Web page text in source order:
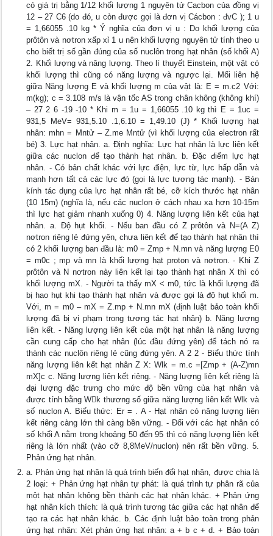
có giá trị bằng 1/12 khối lượng 1 nguyên tử Cacbon của đồng vị
12 – 27 C6 (do đó, u còn được gọi là đơn vị Cácbon : đvC ); 1 u
= 1,66055 .10 kg * Ý nghĩa của đơn vị u : Do khối lượng của
prôtôn và nơtron xấp xỉ 1 u nên khối lượng nguyên tử tính theo u
cho biết trị số gần đúng của số nuclôn trong hạt nhân (số khối A)
2. Khối lượng và năng lượng. Theo lí thuyết Einstein, một vật có
khối lượng thì cũng có năng lượng và ngược lại. Mối liên hệ
giữa Năng lượng E và khối lượng m của vật là: E = m.c2 Với:
m(kg); c = 3.108 m/s là vận tốc AS trong chân không (không khí)
– 27 2 6 -19 -10 * Khi m = 1u = 1,66055 .10 kg thì E = 1uc =
931,5 MeV= 931,5.10 .1,6.10 = 1,49.10 (J) * Khối lượng hạt
nhân: mhn = Mntử – Z.me Mntử (vì khối lượng của electron rất
bé) 3. Lực hạt nhân. a. Định nghĩa: Lực hạt nhân là lực liên kết
giữa các nuclon để tạo thành hạt nhân. b. Đặc điểm lực hạt
nhân. - Có bản chất khác với lực điện, lực từ, lực hấp dẫn và
mạnh hơn tất cả các lực đó (gọi là lực tương tác mạnh). - Bán
kính tác dụng của lực hạt nhân rất bé, cỡ kích thước hạt nhân
(10 15m) (nghĩa là, nếu các nuclon ở cách nhau xa hơn 10-15m
thì lực hạt giảm nhanh xuống 0) 4. Năng lượng liên kết của hạt
nhân. a. Độ hụt khối. - Nếu ban đầu có Z prôtôn và N=(A Z)
nơtron riêng lẻ đứng yên, chưa liên kết để tạo thành hạt nhân thì
có 2 khối lượng ban đầu là: m0 = Zmp + N.mn và năng lượng E0
= m0c ; mp và mn là khối lượng hạt proton và nơtron. - Khi Z
prôtôn và N nơtron này liên kết lại tạo thành hạt nhân X thì có
khối lượng mX. - Người ta thấy mX < m0, tức là khối lượng đã
bị hao hụt khi tạo thành hạt nhân và được gọi là độ hụt khối m.
Với, m = m0 – mX = Z.mp + N.mn mX (định luật bảo toàn khối
lượng đã bị vi phạm trong tương tác hạt nhân) b. Năng lượng
liên kết. - Năng lượng liên kết của một hạt nhân là năng lượng
cần cung cấp cho hạt nhân (lúc đầu đứng yên) để tách nó ra
thành các nuclôn riêng lẻ cũng đứng yên. A 2 2 - Biểu thức tính
năng lượng liên kết hạt nhân Z X: Wlk = m.c =[Zmp + (A-Z)mn
mX]c c. Năng lượng liên kết riêng. - Năng lượng liên kết riêng là
đại lượng đặc trưng cho mức độ bền vững của hạt nhân và
được tính bằng Wk thương số giữa năng lượng liên kết Wlk và
số nuclon A. Biểu thức: Er = . A - Hạt nhân có năng lượng liên
kết riêng càng lớn thì càng bền vững. - Đối với các hạt nhân có
số khối A nằm trong khoảng 50 đến 95 thì có năng lượng liên kết
riêng là lớn nhất (vào cỡ 8,8MeV/nuclon) nên rất bền vững. 5.
Phản ứng hạt nhân.
a. Phản ứng hạt nhân là quá trình biến đổi hạt nhân, được chia là
2 loại: + Phản ứng hạt nhân tự phát: là quá trình tự phân rã của
một hạt nhân không bền thành các hạt nhân khác. + Phản ứng
hạt nhân kích thích: là quá trình tương tác giữa các hạt nhân để
tạo ra các hạt nhân khác. b. Các định luật bảo toàn trong phản
ứng hạt nhân: Xét phản ứng hạt nhân: a + b c + d. + Bảo toàn